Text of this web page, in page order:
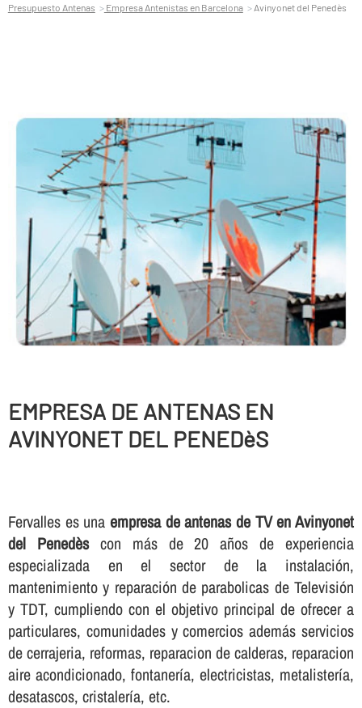
Presupuesto Antenas Empresa Antenistas en Barcelona Avinyonet del Penedès
EMPRESA DE ANTENAS EN
AVINYONET DEL PENEDèS
Fervalles es una empresa de antenas de TV en Avinyonet
del Penedèscon más de 20 años de experiencia
especializada en el sector de la instalación,
mantenimiento y reparación de parabolicas de Televisión
y TDT, cumpliendo con el objetivo principal de ofrecer a
particulares, comunidades y comercios además servicios
de cerrajeria, reformas, reparacion de calderas, reparacion
aire acondicionado, fontanerí­a, electricistas, metalisterí­a,
desatascos, cristalerí­a, etc.